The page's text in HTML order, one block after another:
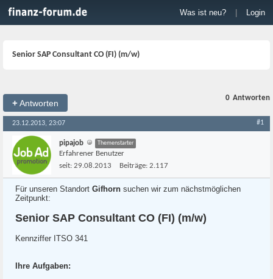
Was ist neu? Login
Senior SAP Consultant CO (FI) (m/w)
+Antworten
0 Antworten
23.12.2013, 23:07 #1
pipajob Themenstarter
Erfahrener Benutzer
seit: 29.08.2013 Beiträge: 2.117
Für unseren Standort Gifhorn suchen wir zum nächstmöglichen
Zeitpunkt:
Senior SAP Consultant CO (FI) (m/w)
Kennziffer ITSO 341
Ihre Aufgaben: